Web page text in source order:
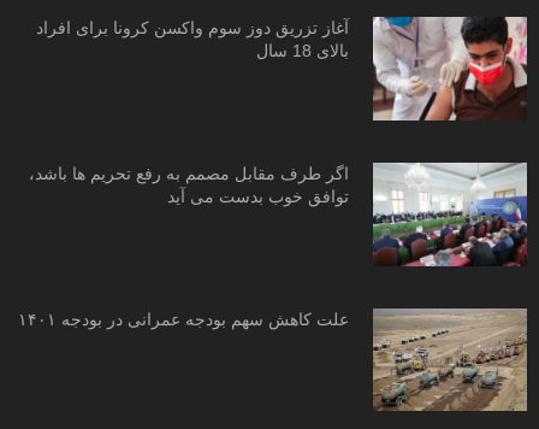
آغاز تزریق دوز سوم واکسن کرونا برای افراد
بالای 18 سال
اگر طرف مقابل مصمم به رفع تحریم ها باشد،
توافق خوب بدست می آید
علت کاهش سهم بودجه عمرانی در بودجه ۱۴۰۱